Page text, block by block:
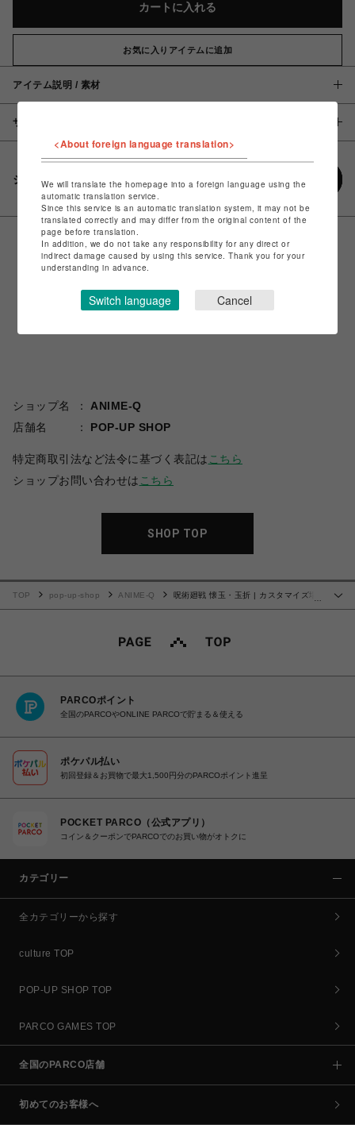
カートに入れる
お気に入りアイテムに追加
アイテム説明 / 素材
サイズ
シェアする
ショップ名
ANIME-Q
店舗名
POP-UP SHOP
特定商取引法など法令に基づく表記は こちら
ショップお問い合わせは こちら
SHOP TOP
TOP pop-up-shop ANIME-Q
呪術廻戦 懐玉・玉折 | カスタマイズ場
PARCOポイント
全国のPARCOやONLINE PARCOで貯まる＆使える
ポケパル払い
初回登録＆お買物で最大1,500円分のPARCOポイント進呈
POCKET PARCO（公式アプリ）
コイン＆クーポンでPARCOでのお買い物がオトクに
カテゴリー
全カテゴリーから探す
culture TOP
POP-UP SHOP TOP
PARCO GAMES TOP
全国のPARCO店舗
初めてのお客様へ
<About foreign language translation>
We will translate the homepage into a foreign language using the
automatic translation service.
Since this service is an automatic translation system, it may not be
translated correctly and may differ from the original content of the
page before translation.
In addition, we do not take any responsibility for any direct or
indirect damage caused by using this service. Thank you for your
understanding in advance.
Switch language Cancel